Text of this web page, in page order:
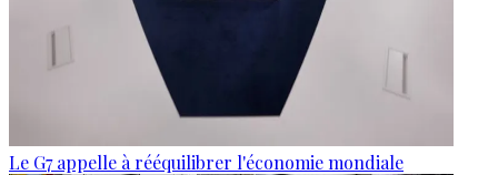
Le G7 appelle à rééquilibrer l'économie mondiale